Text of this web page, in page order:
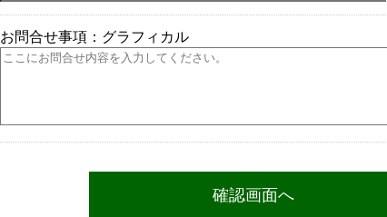
お問合せ事項：グラフィカル